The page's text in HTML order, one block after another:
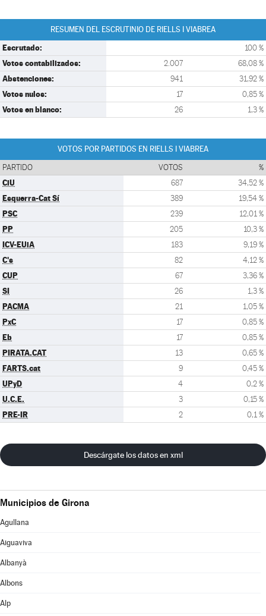
RESUMEN DEL ESCRUTINIO DE RIELLS I VIABREA
Escrutado: 100 %
Votos contabilizados: 2.007 68,08 %
Abstenciones: 941 31,92 %
Votos nulos: 17 0,85 %
Votos en blanco: 26 1,3 %
VOTOS POR PARTIDOS EN RIELLS I VIABREA
PARTIDO VOTOS %
CiU 687 34,52 %
Esquerra-Cat Sí 389 19,54 %
PSC 239 12,01 %
PP 205 10,3 %
ICV-EUiA 183 9,19 %
C's 82 4,12 %
CUP 67 3,36 %
SI 26 1,3 %
PACMA 21 1,05 %
PxC 17 0,85 %
Eb 17 0,85 %
PIRATA.CAT 13 0,65 %
FARTS.cat 9 0,45 %
UPyD 4 0,2 %
U.C.E. 3 0,15 %
PRE-IR 2 0,1 %
Descárgate los datos en xml
Municipios de Girona
Agullana
Aiguaviva
Albanyà
Albons
Alp